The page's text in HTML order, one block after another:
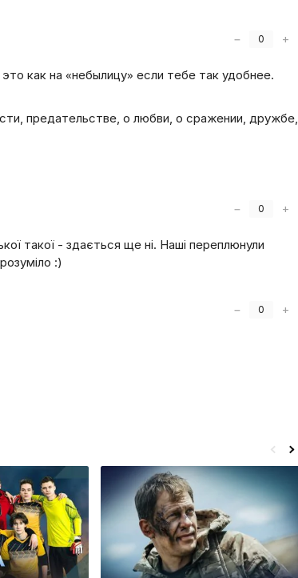
− 0 +
как на «небылицу» если тебе так удобнее.
предательстве, о любви, о сражении, дружбе,
− 0 +
такої - здається ще ні. Наші переплюнули
:)
− 0 +